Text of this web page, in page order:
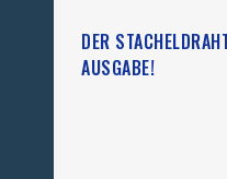
DER
AUSGABE!